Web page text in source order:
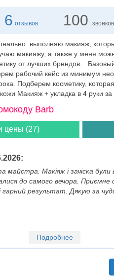
6 отзывов 100 звонков
выполняю макияж,
макияжу, а также у меня
от лучших брендов.
рабочий кейс из минимум
Подберем косметику,
Макияж + укладка в 4 руки за
Barb
цены (27)
майстра. Макіяж і зачіска були
до самого вечора. Приємне
гарний результат. Дякую за
Подробнее